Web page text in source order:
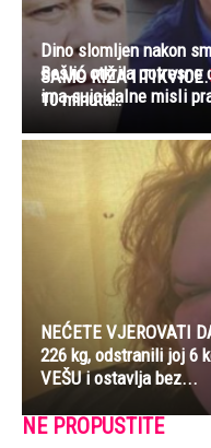
Dino slomljen nakon
Bešlić otkrila potresne
ima suicidaIne misIi
SAMO RIŽA I TIKVICE.
10 minuta…
NEĆETE VJEROVATI
226 kg, odstranili joj 6
VEŠU i ostavlja bez...
NE PROPUSTITE